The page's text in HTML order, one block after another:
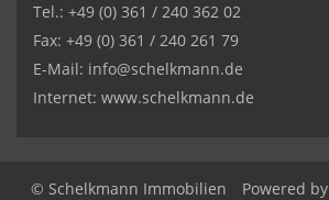
Tel.: +49 (0) 361 / 240 362 02
Fax: +49 (0) 361 / 240 261 79
E-Mail: info@schelkmann.de
Internet: www.schelkmann.de
© Schelkmann Immobilien Powered by